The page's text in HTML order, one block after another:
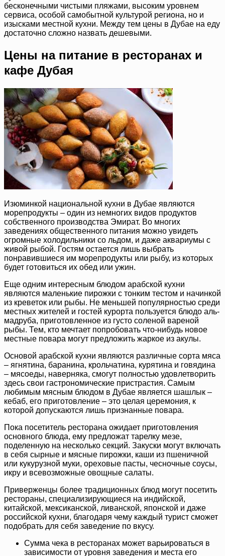
бесконечными чистыми пляжами, высоким уровнем
сервиса, особой самобытной культурой региона, но и
изысками местной кухни. Между тем цены в Дубае на еду
достаточно сложно назвать дешевыми.
Цены на питание в ресторанах и
кафе Дубая
Изюминкой национальной кухни в Дубае являются
морепродукты – один из немногих видов продуктов
собственного производства Эмират. Во многих
заведениях общественного питания можно увидеть
огромные холодильники со льдом, и даже аквариумы с
живой рыбой. Гостям остается лишь выбрать
понравившиеся им морепродукты или рыбу, из которых
будет готовиться их обед или ужин.
Еще одним интересным блюдом арабской кухни
являются маленькие пирожки с тонким тестом и начинкой
из креветок или рыбы. Не меньшей популярностью среди
местных жителей и гостей курорта пользуется блюдо аль-
мадруба, приготовленное из густо соленой вареной
рыбы. Тем, кто мечтает попробовать что-нибудь новое
местные повара могут предложить жаркое из акулы.
Основой арабской кухни являются различные сорта мяса
– ягнятина, баранина, крольчатина, курятина и говядина
– мясоеды, наверняка, смогут полностью удовлетворить
здесь свои гастрономические пристрастия. Самым
любимым мясным блюдом в Дубае является шашлык –
кебаб, его приготовление – это целая церемония, к
которой допускаются лишь признанные повара.
Пока посетитель ресторана ожидает приготовления
основного блюда, ему предложат тарелку мезе,
поделенную на несколько секций. Закуски могут включать
в себя сырные и мясные пирожки, каши из пшеничной
или кукурузной муки, ореховые пасты, чесночные соусы,
икру и всевозможные овощные салаты.
Приверженцы более традиционных блюд могут посетить
рестораны, специализирующиеся на индийской,
китайской, мексиканской, ливанской, японской и даже
российской кухни, благодаря чему каждый турист сможет
подобрать для себя заведение по вкусу.
Сумма чека в ресторанах может варьироваться в
зависимости от уровня заведения и места его